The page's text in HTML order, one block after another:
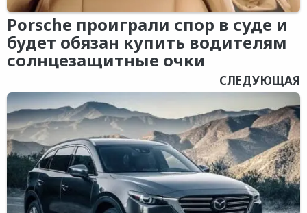
Porsche проиграли спор в суде и
будет обязан купить водителям
солнцезащитные очки
СЛЕДУЮЩАЯ